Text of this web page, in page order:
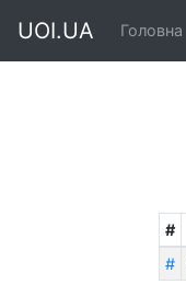
UOI.UA Головна
#
#